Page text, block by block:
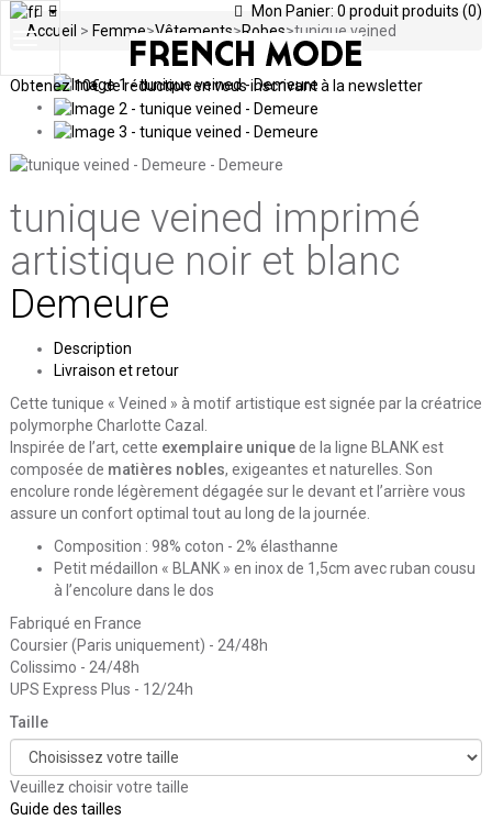
Mon Panier: 0 produitproduits (0)
Toggle
Obtenez10€ de réduction en vous inscrivant à la newsletter
Accueil > Femme>Vêtements>Robes>tunique veined
tunique veined imprimé
artistique noir et blanc
Demeure
Description
Livraison et retour
Cette tunique « Veined » à motif artistique est signée par la créatrice
polymorphe Charlotte Cazal.
Inspirée de l’art, cette exemplaire uniquede la ligne BLANK est
composée de matières nobles, exigeantes et naturelles. Son
encolure ronde légèrement dégagée sur le devant et l’arrière vous
assure un confort optimal tout au long de la journée.
Composition : 98% coton - 2% élasthanne
Petit médaillon « BLANK » en inox de 1,5cm avec ruban cousu
à l’encolure dans le dos
Fabriqué en France
Coursier (Paris uniquement) - 24/48h
Colissimo - 24/48h
UPS Express Plus - 12/24h
Taille
Veuillez choisir votre taille
Guide des tailles